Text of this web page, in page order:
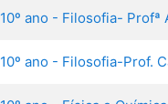
10º ano - Filosofia- Profª
10º ano - Filosofia-Prof.